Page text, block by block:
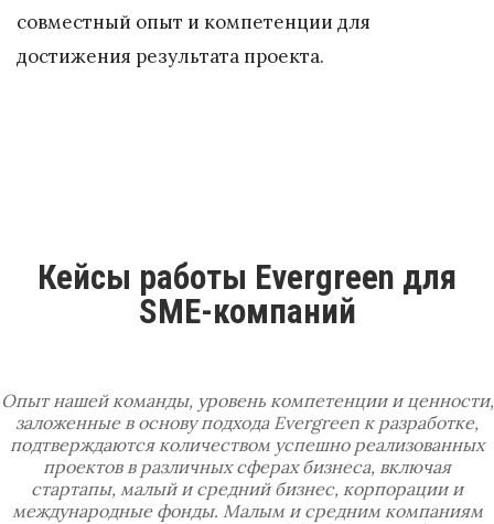
совместный опыт и компетенции для
достижения результата проекта.
Кейсы работы Evergreen для
SME-компаний
Опыт нашей команды, уровень компетенции и ценности,
заложенные в основу подхода Evergreen к разработке,
подтверждаются количеством успешно реализованных
проектов в различных сферах бизнеса, включая
стартапы, малый и средний бизнес, корпорации и
международные фонды. Малым и средним компаниям